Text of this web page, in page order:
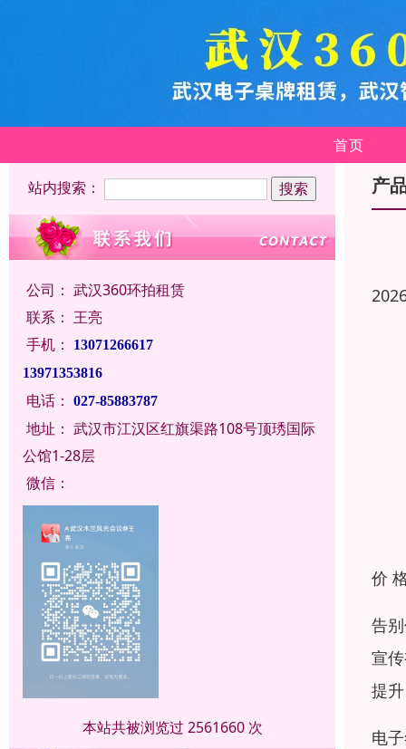
首页
站内搜索：
公司： 武汉360环拍租赁
联系： 王亮
手机：
13071266617
13971353816
电话： 027-85883787
地址： 武汉市江汉区红旗渠路108号顶琇国际
公馆1-28层
微信：
本站共被浏览过 2561660 次
产
价
告
宣
提
电